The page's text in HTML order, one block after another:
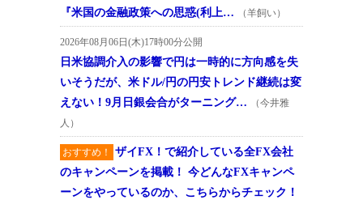
『米国の金融政策への思惑(利上…
（羊飼い）
2026年08月06日(木)17時00分公開
日米協調介入の影響で円は一時的に方向感を失
いそうだが、米ドル/円の円安トレンド継続は変
えない！9月日銀会合がターニング…
（今井雅
人）
おすすめ！
ザイFX！で紹介している全FX会社
のキャンペーンを掲載！ 今どんなFXキャンペ
ーンをやっているのか、こちらからチェック！